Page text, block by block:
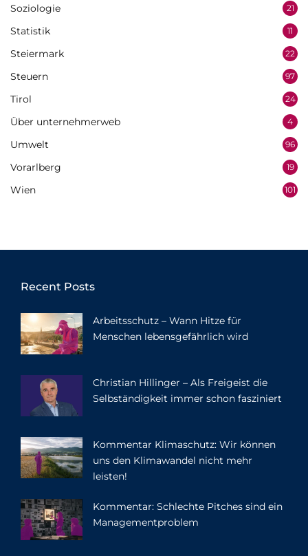
Soziologie 21
Statistik 11
Steiermark 22
Steuern 97
Tirol 24
Über unternehmerweb 4
Umwelt 96
Vorarlberg 19
Wien 101
Recent Posts
Arbeitsschutz – Wann Hitze für
Menschen lebensgefährlich wird
Christian Hillinger – Als Freigeist die
Selbständigkeit immer schon fasziniert
Kommentar Klimaschutz: Wir können
uns den Klimawandel nicht mehr
leisten!
Kommentar: Schlechte Pitches sind ein
Managementproblem